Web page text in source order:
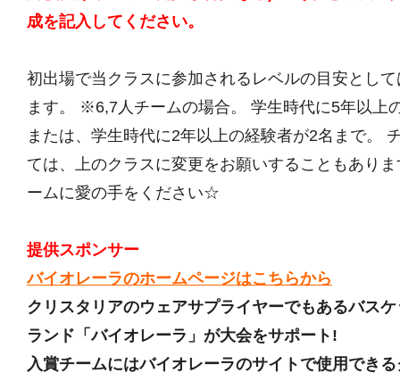
成を記入してください。
初出場で当クラスに参加されるレベルの目安とし
ます。 ※6,7人チームの場合。 学生時代に5年以上
または、学生時代に2年以上の経験者が2名まで。
ては、上のクラスに変更をお願いすることもあり
ームに愛の手をください☆
提供スポンサー
バイオレーラのホームページはこちらから
クリスタリアのウェアサプライヤーでもあるバス
ランド「バイオレーラ」が大会をサポート!
入賞チームにはバイオレーラのサイトで使用でき